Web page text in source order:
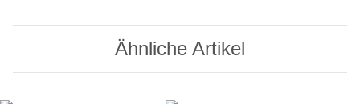
Ähnliche Artikel